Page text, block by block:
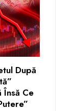
După
Însă Ce